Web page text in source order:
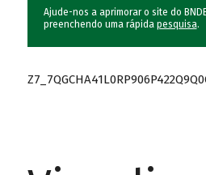
Ajude-nos a aprimorar o site do
preenchendo uma rápida pesquisa.